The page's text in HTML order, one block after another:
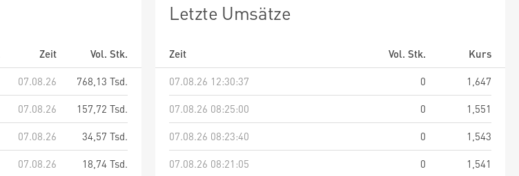
Zeit
Vol. Stk.
07.08.26
768,13 Tsd.
07.08.26
157,72 Tsd.
07.08.26
34,57 Tsd.
07.08.26
18,74 Tsd.
Letzte Umsätze
Zeit Vol. Stk.
Kurs
07.08.26 12:30:37
0
1,647
07.08.26 08:25:00
0
1,551
07.08.26 08:23:40
0
1,543
07.08.26 08:21:05
0
1,541